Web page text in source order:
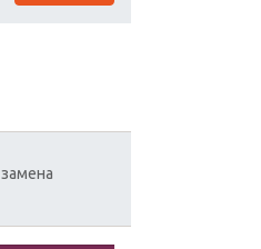
замена